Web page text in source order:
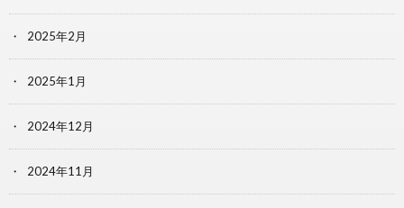
2025年2月
2025年1月
2024年12月
2024年11月